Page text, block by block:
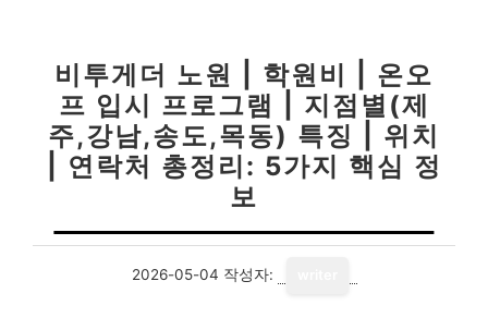
비투게더 노원 | 학원비 | 온오
프 입시 프로그램 | 지점별(제
주,강남,송도,목동) 특징 | 위치
| 연락처 총정리: 5가지 핵심 정
보
2026-05-04 작성자: